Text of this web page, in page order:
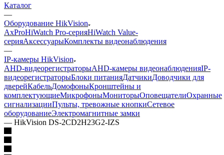
Каталог
—
Оборудование HikVision
AxProHiWatch Pro-серияHiWatch Value-
серияАксессуарыКомплекты видеонаблюдения
—
IP-камеры HikVision
AHD-видеорегистраторыAHD-камеры видеонаблюденияIP-
видеорегистраторыБлоки питанияДатчикиДоводчики для
дверейКабельДомофоныКронштейны и
комплектующиеМикрофоныМониторыОповещателиОхранные
сигнализацииПульты, тревожные кнопкиСетевое
оборудованиеЭлектромагнитные замки
— HikVision DS-2CD2H23G2-IZS